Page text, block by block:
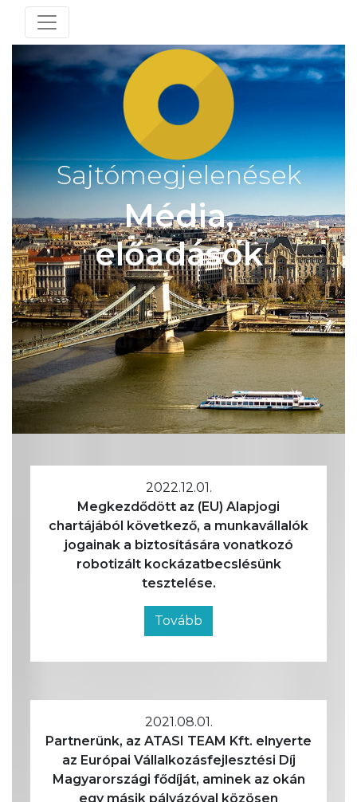
Toggle navigation
Sajtómegjelenések
Média,
előadások
2022.12.01.
Megkezdődött az (EU) Alapjogi
chartájából következő, a munkavállalók
jogainak a biztosítására vonatkozó
robotizált kockázatbecslésünk
tesztelése.
Tovább
2021.08.01.
Partnerünk, az ATASI TEAM Kft. elnyerte
az Európai Vállalkozásfejlesztési Díj
Magyarországi fődíját, aminek az okán
egy másik pályázóval közösen